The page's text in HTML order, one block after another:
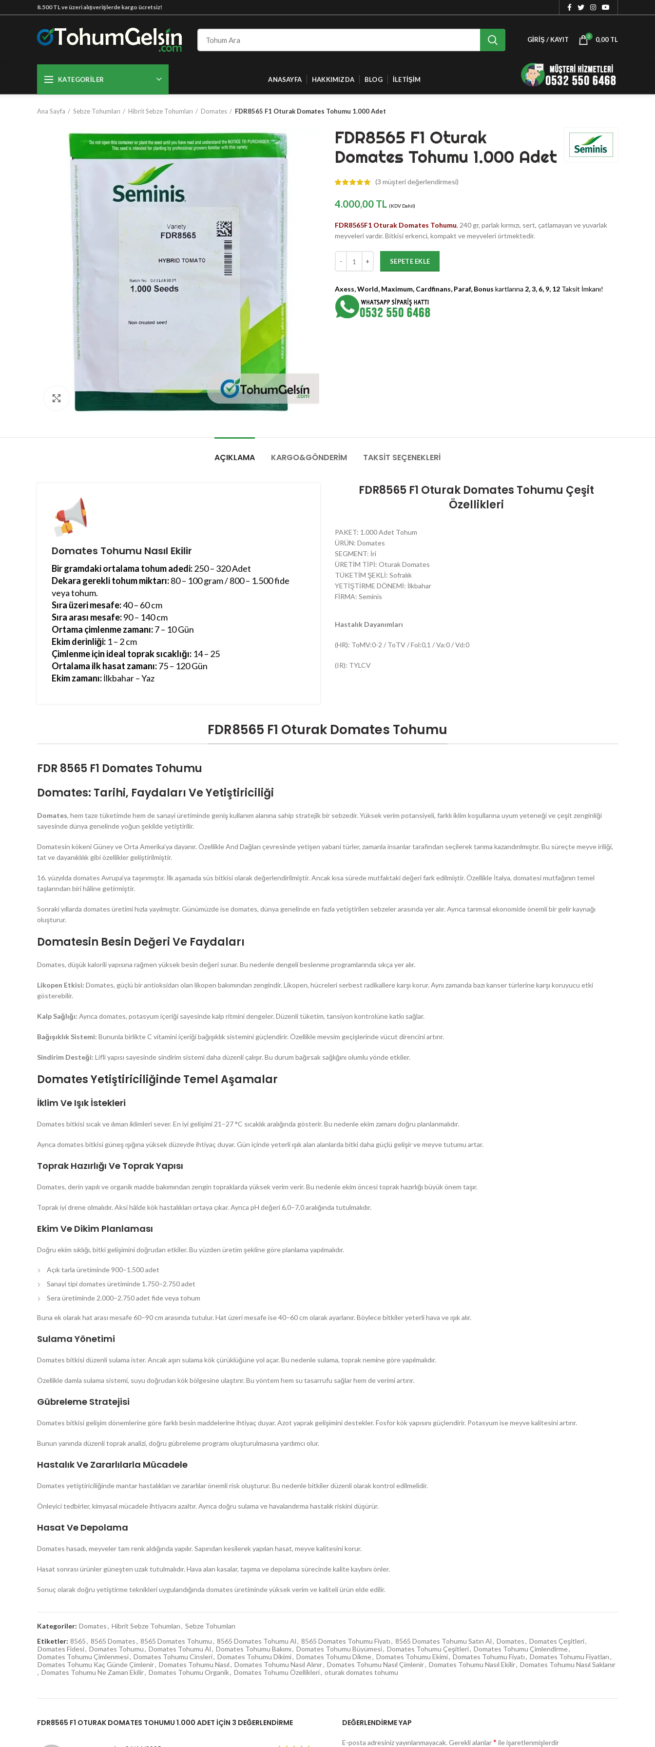
8.500 TL ve üzeri alışverişlerde kargo ücretsiz!
GIRIŞ / KAYIT 0 0,00 TL
KATEGORILER ANASAYFA HAKKIMIZDA BLOG İLETIŞIM
Ana Sayfa Sebze Tohumları Hibrit Sebze Tohumları Domates FDR8565 F1 Oturak Domates Tohumu 1.000 Adet
FDR8565 F1 Oturak
Domates Tohumu 1.000 Adet
(3 müşteri değerlendirmesi)
4.000,00 TL (KDV Dahil)
FDR8565F1 Oturak Domates Tohumu, 240 gr, parlak kırmızı, sert, çatlamayan ve yuvarlak
meyveleri vardır. Bitkisi erkenci, kompakt ve meyveleri örtmektedir.
SEPETE EKLE
Axess, World, Maximum, Cardfinans, Paraf, Bonus kartlarına 2, 3, 6, 9, 12 Taksit İmkanı!
AÇIKLAMA KARGO&GÖNDERIM TAKSIT SEÇENEKLERI
Domates Tohumu Nasıl Ekilir
Bir gramdaki ortalama tohum adedi:250 – 320 Adet
Dekara gerekli tohum miktarı:80 – 100 gram / 800 – 1.500 fide
veya tohum.
Sıra üzeri mesafe:40 – 60 cm
Sıra arası mesafe:90 – 140 cm
Ortama çimlenme zamanı:7 – 10 Gün
Ekim derinliği: 1 – 2 cm
Çimlenme için ideal toprak sıcaklığı: 14 – 25
Ortalama ilk hasat zamanı:75 – 120 Gün
Ekim zamanı:İlkbahar – Yaz
FDR8565 F1 Oturak Domates Tohumu Çeşit
Özellikleri
PAKET: 1.000 Adet Tohum
ÜRÜN: Domates
SEGMENT: İri
ÜRETİM TİPİ: Oturak Domates
TÜKETİM ŞEKLİ: Sofralık
YETİŞTİRME DÖNEMİ: İlkbahar
FİRMA: Seminis
Hastalık Dayanımları
(HR): ToMV:0-2 / ToTV / Fol:0,1 / Va:0 / Vd:0
(IR): TYLCV
FDR8565 F1 Oturak Domates Tohumu
FDR 8565 F1 Domates Tohumu
Domates: Tarihi, Faydaları Ve Yetiştiriciliği
Domates, hem taze tüketimde hem de sanayi üretiminde geniş kullanım alanına sahip stratejik bir sebzedir. Yüksek verim potansiyeli, farklı iklim koşullarına uyum yeteneği ve çeşit zenginliği
sayesinde dünya genelinde yoğun şekilde yetiştirilir.
Domatesin kökeni Güney ve Orta Amerika’ya dayanır. Özellikle And Dağları çevresinde yetişen yabani türler, zamanla insanlar tarafından seçilerek tarıma kazandırılmıştır. Bu süreçte meyve iriliği,
tat ve dayanıklılık gibi özellikler geliştirilmiştir.
16. yüzyılda domates Avrupa’ya taşınmıştır. İlk aşamada süs bitkisi olarak değerlendirilmiştir. Ancak kısa sürede mutfaktaki değeri fark edilmiştir. Özellikle İtalya, domatesi mutfağının temel
taşlarından biri hâline getirmiştir.
Sonraki yıllarda domates üretimi hızla yayılmıştır. Günümüzde ise domates, dünya genelinde en fazla yetiştirilen sebzeler arasında yer alır. Ayrıca tarımsal ekonomide önemli bir gelir kaynağı
oluşturur.
Domatesin Besin Değeri Ve Faydaları
Domates, düşük kalorili yapısına rağmen yüksek besin değeri sunar. Bu nedenle dengeli beslenme programlarında sıkça yer alır.
Likopen Etkisi: Domates, güçlü bir antioksidan olan likopen bakımından zengindir. Likopen, hücreleri serbest radikallere karşı korur. Aynı zamanda bazı kanser türlerine karşı koruyucu etki
gösterebilir.
Kalp Sağlığı: Ayrıca domates, potasyum içeriği sayesinde kalp ritmini dengeler. Düzenli tüketim, tansiyon kontrolüne katkı sağlar.
Bağışıklık Sistemi: Bununla birlikte C vitamini içeriği bağışıklık sistemini güçlendirir. Özellikle mevsim geçişlerinde vücut direncini artırır.
Sindirim Desteği: Lifli yapısı sayesinde sindirim sistemi daha düzenli çalışır. Bu durum bağırsak sağlığını olumlu yönde etkiler.
Domates Yetiştiriciliğinde Temel Aşamalar
İklim Ve Işık İstekleri
Domates bitkisi sıcak ve ılıman iklimleri sever. En iyi gelişimi 21–27 °C sıcaklık aralığında gösterir. Bu nedenle ekim zamanı doğru planlanmalıdır.
Ayrıca domates bitkisi güneş ışığına yüksek düzeyde ihtiyaç duyar. Gün içinde yeterli ışık alan alanlarda bitki daha güçlü gelişir ve meyve tutumu artar.
Toprak Hazırlığı Ve Toprak Yapısı
Domates, derin yapılı ve organik madde bakımından zengin topraklarda yüksek verim verir. Bu nedenle ekim öncesi toprak hazırlığı büyük önem taşır.
Toprak iyi drene olmalıdır. Aksi hâlde kök hastalıkları ortaya çıkar. Ayrıca pH değeri 6,0–7,0 aralığında tutulmalıdır.
Ekim Ve Dikim Planlaması
Doğru ekim sıklığı, bitki gelişimini doğrudan etkiler. Bu yüzden üretim şekline göre planlama yapılmalıdır.
Açık tarla üretiminde 900–1.500 adet
Sanayi tipi domates üretiminde 1.750–2.750 adet
Sera üretiminde 2.000–2.750 adet fide veya tohum
Buna ek olarak hat arası mesafe 60–90 cm arasında tutulur. Hat üzeri mesafe ise 40–60 cm olarak ayarlanır. Böylece bitkiler yeterli hava ve ışık alır.
Sulama Yönetimi
Domates bitkisi düzenli sulama ister. Ancak aşırı sulama kök çürüklüğüne yol açar. Bu nedenle sulama, toprak nemine göre yapılmalıdır.
Özellikle damla sulama sistemi, suyu doğrudan kök bölgesine ulaştırır. Bu yöntem hem su tasarrufu sağlar hem de verimi artırır.
Gübreleme Stratejisi
Domates bitkisi gelişim dönemlerine göre farklı besin maddelerine ihtiyaç duyar. Azot yaprak gelişimini destekler. Fosfor kök yapısını güçlendirir. Potasyum ise meyve kalitesini artırır.
Bunun yanında düzenli toprak analizi, doğru gübreleme programı oluşturulmasına yardımcı olur.
Hastalık Ve Zararlılarla Mücadele
Domates yetiştiriciliğinde mantar hastalıkları ve zararlılar önemli risk oluşturur. Bu nedenle bitkiler düzenli olarak kontrol edilmelidir.
Önleyici tedbirler, kimyasal mücadele ihtiyacını azaltır. Ayrıca doğru sulama ve havalandırma hastalık riskini düşürür.
Hasat Ve Depolama
Domates hasadı, meyveler tam renk aldığında yapılır. Sapından kesilerek yapılan hasat, meyve kalitesini korur.
Hasat sonrası ürünler güneşten uzak tutulmalıdır. Hava alan kasalar, taşıma ve depolama sürecinde kalite kaybını önler.
Sonuç olarak doğru yetiştirme teknikleri uygulandığında domates üretiminde yüksek verim ve kaliteli ürün elde edilir.
Kategoriler: Domates, Hibrit Sebze Tohumları, Sebze Tohumları
Etiketler: 8565, 8565 Domates, 8565 Domates Tohumu, 8565 Domates Tohumu Al, 8565 Domates Tohumu Fiyatı, 8565 Domates Tohumu Satın Al, Domates, Domates Çeşitleri,
Domates Fidesi, Domates Tohumu, Domates Tohumu Al, Domates Tohumu Bakımı, Domates Tohumu Büyümesi, Domates Tohumu Çeşitleri, Domates Tohumu Çimlendirme,
Domates Tohumu Çimlenmesi, Domates Tohumu Cinsleri, Domates Tohumu Dikimi, Domates Tohumu Dikme, Domates Tohumu Ekimi, Domates Tohumu Fiyatı, Domates Tohumu Fiyatları,
Domates Tohumu Kaç Günde Çimlenir, Domates Tohumu Nasıl, Domates Tohumu Nasıl Alınır, Domates Tohumu Nasıl Çimlenir, Domates Tohumu Nasıl Ekilir, Domates Tohumu Nasıl Saklanır
, Domates Tohumu Ne Zaman Ekilir, Domates Tohumu Organik, Domates Tohumu Özellikleri, oturak domates tohumu
FDR8565 F1 OTURAK DOMATES TOHUMU 1.000 ADET IÇIN 3 DEĞERLENDIRME DEĞERLENDIRME YAP
E-posta adresiniz yayınlanmayacak. Gerekli alanlar* ile işaretlenmişlerdir